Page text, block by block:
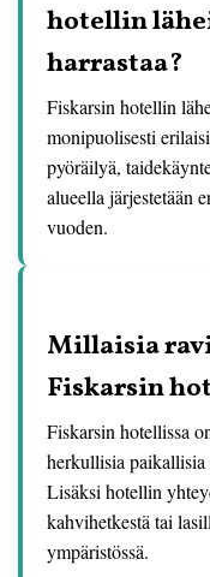
hotellin
harrastaa?
Fiskarsin hotellin
monipuolisesti
pyöräilyä,
alueella järjestetään
vuoden.
Millaisia
Fiskarsin
Fiskarsin hotellissa
herkullisia paikallisia
Lisäksi hotellin
kahvihetkestä tai
ympäristössä.